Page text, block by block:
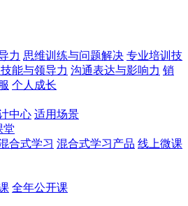
力 思维训练与问题解决 专业培训技
能与领导力 沟通表达与影响力 销
个人成长
中心 适用场景
堂
合式学习 混合式学习产品 线上微课
全年公开课